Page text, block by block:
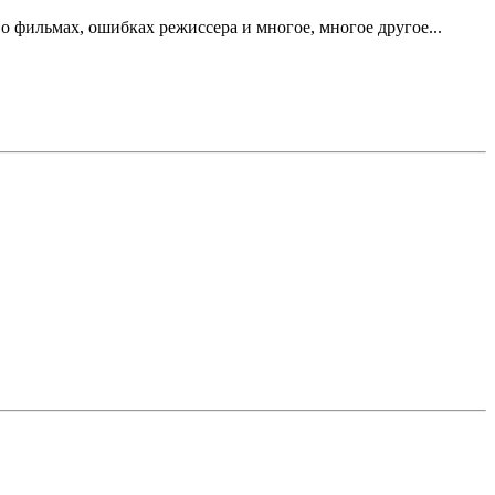
фильмах, ошибках режиссера и многое, многое другое...